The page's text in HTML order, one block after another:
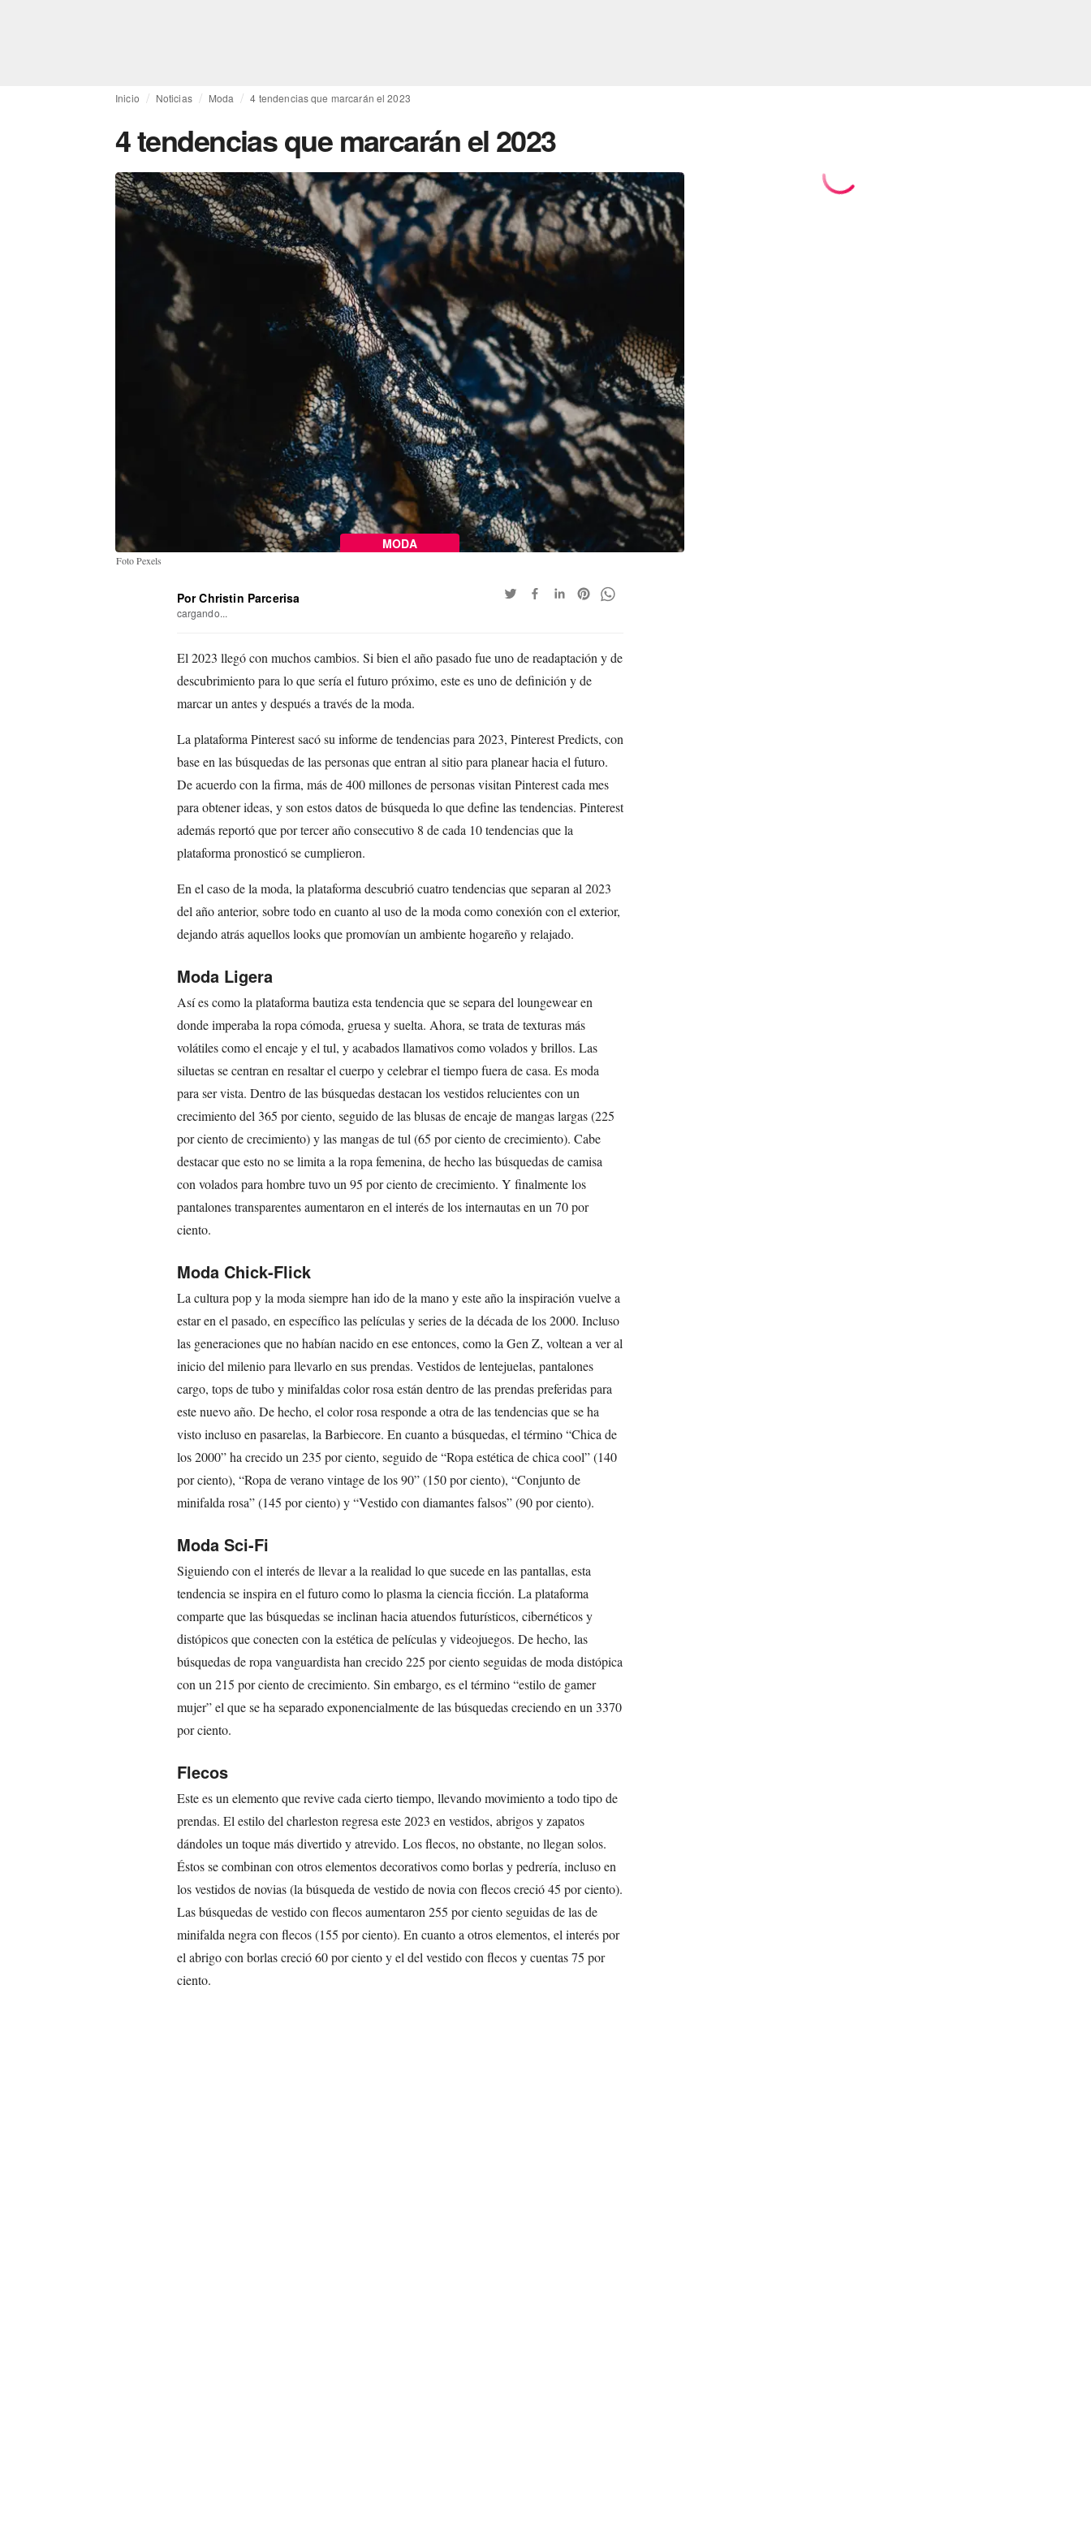
Inicio Noticias Moda 4 tendencias que marcarán el 2023
4 tendencias que marcarán el 2023
MODA
Foto Pexels
Por Christin Parcerisa
cargando...
El 2023 llegó con muchos cambios. Si bien el año pasado fue uno de readaptación y de
descubrimiento para lo que sería el futuro próximo, este es uno de definición y de
marcar un antes y después a través de la moda.
La plataforma Pinterest sacó su informe de tendencias para 2023, Pinterest Predicts, con
base en las búsquedas de las personas que entran al sitio para planear hacia el futuro.
De acuerdo con la firma, más de 400 millones de personas visitan Pinterest cada mes
para obtener ideas, y son estos datos de búsqueda lo que define las tendencias. Pinterest
además reportó que por tercer año consecutivo 8 de cada 10 tendencias que la
plataforma pronosticó se cumplieron.
En el caso de la moda, la plataforma descubrió cuatro tendencias que separan al 2023
del año anterior, sobre todo en cuanto al uso de la moda como conexión con el exterior,
dejando atrás aquellos looks que promovían un ambiente hogareño y relajado.
Moda Ligera
Así es como la plataforma bautiza esta tendencia que se separa del loungewear en
donde imperaba la ropa cómoda, gruesa y suelta. Ahora, se trata de texturas más
volátiles como el encaje y el tul, y acabados llamativos como volados y brillos. Las
siluetas se centran en resaltar el cuerpo y celebrar el tiempo fuera de casa. Es moda
para ser vista. Dentro de las búsquedas destacan los vestidos relucientes con un
crecimiento del 365 por ciento, seguido de las blusas de encaje de mangas largas (225
por ciento de crecimiento) y las mangas de tul (65 por ciento de crecimiento). Cabe
destacar que esto no se limita a la ropa femenina, de hecho las búsquedas de camisa
con volados para hombre tuvo un 95 por ciento de crecimiento. Y finalmente los
pantalones transparentes aumentaron en el interés de los internautas en un 70 por
ciento.
Moda Chick-Flick
La cultura pop y la moda siempre han ido de la mano y este año la inspiración vuelve a
estar en el pasado, en específico las películas y series de la década de los 2000. Incluso
las generaciones que no habían nacido en ese entonces, como la Gen Z, voltean a ver al
inicio del milenio para llevarlo en sus prendas. Vestidos de lentejuelas, pantalones
cargo, tops de tubo y minifaldas color rosa están dentro de las prendas preferidas para
este nuevo año. De hecho, el color rosa responde a otra de las tendencias que se ha
visto incluso en pasarelas, la Barbiecore. En cuanto a búsquedas, el término “Chica de
los 2000” ha crecido un 235 por ciento, seguido de “Ropa estética de chica cool” (140
por ciento), “Ropa de verano vintage de los 90” (150 por ciento), “Conjunto de
minifalda rosa” (145 por ciento) y “Vestido con diamantes falsos” (90 por ciento).
Moda Sci-Fi
Siguiendo con el interés de llevar a la realidad lo que sucede en las pantallas, esta
tendencia se inspira en el futuro como lo plasma la ciencia ficción. La plataforma
comparte que las búsquedas se inclinan hacia atuendos futurísticos, cibernéticos y
distópicos que conecten con la estética de películas y videojuegos. De hecho, las
búsquedas de ropa vanguardista han crecido 225 por ciento seguidas de moda distópica
con un 215 por ciento de crecimiento. Sin embargo, es el término “estilo de gamer
mujer” el que se ha separado exponencialmente de las búsquedas creciendo en un 3370
por ciento.
Flecos
Este es un elemento que revive cada cierto tiempo, llevando movimiento a todo tipo de
prendas. El estilo del charleston regresa este 2023 en vestidos, abrigos y zapatos
dándoles un toque más divertido y atrevido. Los flecos, no obstante, no llegan solos.
Éstos se combinan con otros elementos decorativos como borlas y pedrería, incluso en
los vestidos de novias (la búsqueda de vestido de novia con flecos creció 45 por ciento).
Las búsquedas de vestido con flecos aumentaron 255 por ciento seguidas de las de
minifalda negra con flecos (155 por ciento). En cuanto a otros elementos, el interés por
el abrigo con borlas creció 60 por ciento y el del vestido con flecos y cuentas 75 por
ciento.